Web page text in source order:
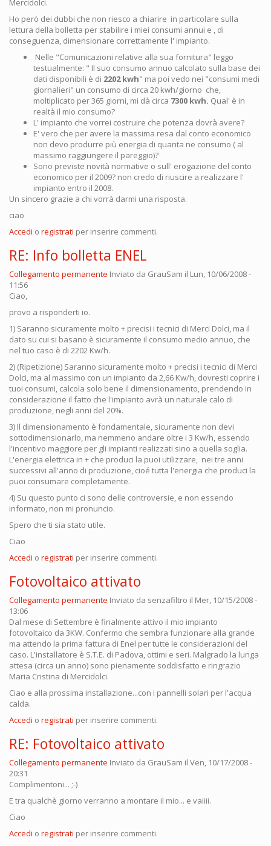
Ho però dei dubbi che non riesco a chiarire in particolare sulla
lettura della bolletta per stabilire i miei consumi annui e , di
conseguenza, dimensionare correttamente l' impianto.
Nelle "Comunicazioni relative alla sua fornitura" leggo
testualmente: " Il suo consumo annuo calcolato sulla base dei
dati disponibili è di 2202 kwh" ma poi vedo nei "consumi medi
giornalieri" un consumo di circa 20 kwh/giorno che,
moltiplicato per 365 giorni, mi dà circa 7300 kwh. Qual' è in
realtà il mio consumo?
L' impianto che vorrei costruire che potenza dovrà avere?
E' vero che per avere la massima resa dal conto economico
non devo produrre più energia di quanta ne consumo ( al
massimo raggiungere il pareggio)?
Sono previste novità normative o sull' erogazione del conto
economico per il 2009? non credo di riuscire a realizzare l'
impianto entro il 2008.
Un sincero grazie a chi vorrà darmi una risposta.
ciao
Accedi o registrati per inserire commenti.
RE: Info bolletta ENEL
Collegamento permanente Inviato da GrauSam il Lun, 10/06/2008 -
11:56
Ciao,
provo a risponderti io.
1) Saranno sicuramente molto + precisi i tecnici di Merci Dolci, ma il
dato su cui si basano è sicuramente il consumo medio annuo, che
nel tuo caso è di 2202 Kw/h.
2) (Ripetizione) Saranno sicuramente molto + precisi i tecnici di Merci
Dolci, ma al massimo con un impianto da 2,66 Kw/h, dovresti coprire i
tuoi consumi, calcola solo bene il dimensionamento, prendendo in
considerazione il fatto che l'impianto avrà un naturale calo di
produzione, negli anni del 20%.
3) Il dimensionamento è fondamentale, sicuramente non devi
sottodimensionarlo, ma nemmeno andare oltre i 3 Kw/h, essendo
l'incentivo maggiore per gli impianti realizzati sino a quella soglia.
L'energia elettrica in + che produci la puoi utilizzare, nei tre anni
successivi all'anno di produzione, cioé tutta l'energia che produci la
puoi consumare completamente.
4) Su questo punto ci sono delle controversie, e non essendo
informato, non mi pronuncio.
Spero che ti sia stato utile.
Ciao
Accedi o registrati per inserire commenti.
Fotovoltaico attivato
Collegamento permanente Inviato da senzafiltro il Mer, 10/15/2008 -
13:06
Dal mese di Settembre è finalmente attivo il mio impianto
fotovoltaico da 3KW. Confermo che sembra funzionare alla grande
ma attendo la prima fattura di Enel per tutte le considerazioni del
caso. L'installatore è S.T.E. di Padova, ottimi e seri. Malgrado la lunga
attesa (circa un anno) sono pienamente soddisfatto e ringrazio
Maria Cristina di Mercidolci.
Ciao e alla prossima installazione...con i pannelli solari per l'acqua
calda.
Accedi o registrati per inserire commenti.
RE: Fotovoltaico attivato
Collegamento permanente Inviato da GrauSam il Ven, 10/17/2008 -
20:31
Complimentoni... ;-)
E tra qualchè giorno verranno a montare il mio... e vaiiii.
Ciao
Accedi o registrati per inserire commenti.